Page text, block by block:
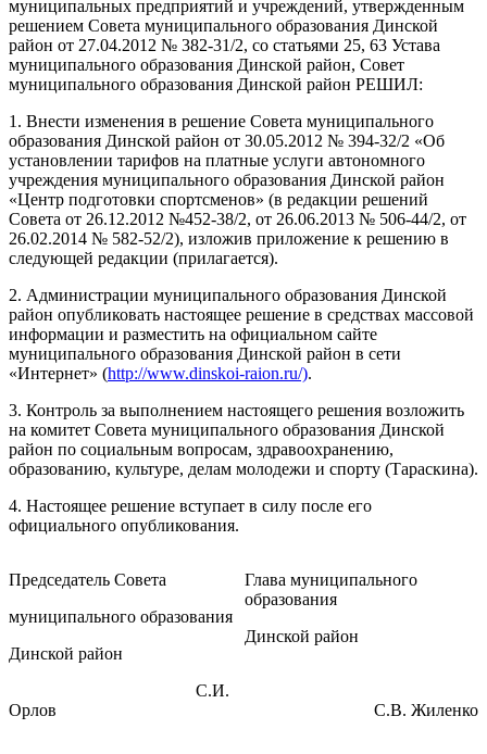
муниципальных предприятий и учреждений, утвержденным
решением Совета муниципального образования Динской
район от 27.04.2012 № 382-31/2, со статьями 25, 63 Устава
муниципального образования Динской район, Совет
муниципального образования Динской район РЕШИЛ:
1. Внести изменения в решение Совета муниципального
образования Динской район от 30.05.2012 № 394-32/2 «Об
установлении тарифов на платные услуги автономного
учреждения муниципального образования Динской район
«Центр подготовки спортсменов» (в редакции решений
Совета от 26.12.2012 №452-38/2, от 26.06.2013 № 506-44/2, от
26.02.2014 № 582-52/2), изложив приложение к решению в
следующей редакции (прилагается).
2. Администрации муниципального образования Динской
район опубликовать настоящее решение в средствах массовой
информации и разместить на официальном сайте
муниципального образования Динской район в сети
«Интернет» (http://www.dinskoi-raion.ru/).
3. Контроль за выполнением настоящего решения возложить
на комитет Совета муниципального образования Динской
район по социальным вопросам, здравоохранению,
образованию, культуре, делам молодежи и спорту (Тараскина).
4. Настоящее решение вступает в силу после его
официального опубликования.
Председатель Совета
муниципального образования
Динской район
С.И.
Орлов
Глава муниципального
образования
Динской район
С.В. Жиленко